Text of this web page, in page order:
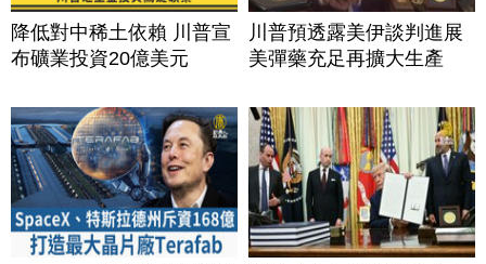
降低對中稀土依賴 川普宣
布礦業投資20億美元
川普預透露美伊談判進展
美彈藥充足再擴大生產